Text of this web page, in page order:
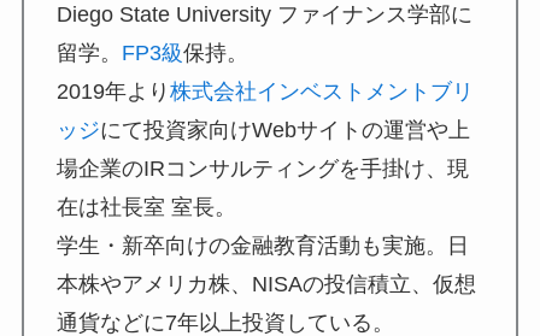
Diego State University ファイナンス学部に
留学。 FP3級保持。
2019年より 株式会社インベストメントブリ
ッジにて投資家向けWebサイトの運営や上
場企業のIRコンサルティングを手掛け、現
在は社長室 室長。
学生・新卒向けの金融教育活動も実施。日
本株やアメリカ株、NISAの投信積立、仮想
通貨などに7年以上投資している。